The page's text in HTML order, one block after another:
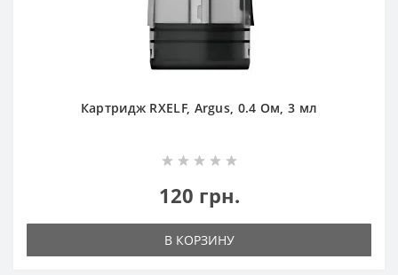
Картридж RXELF, Argus, 0.4 Ом, 3 мл
120 грн.
В КОРЗИНУ